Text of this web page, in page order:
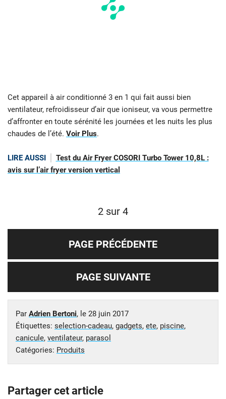
Cet appareil à air conditionné 3 en 1 qui fait aussi bien
ventilateur, refroidisseur d’air que ioniseur, va vous permettre
d’affronter en toute sérénité les journées et les nuits les plus
chaudes de l’été. Voir Plus.
LIRE AUSSI
Test du Air Fryer COSORI Turbo Tower 10,8L :
avis sur l’air fryer version vertical
2 sur 4
PAGE PRÉCÉDENTE
PAGE SUIVANTE
Par Adrien Bertoni, le 28 juin 2017
Étiquettes: selection-cadeau, gadgets, ete, piscine,
canicule, ventilateur, parasol
Catégories: Produits
Partager cet article